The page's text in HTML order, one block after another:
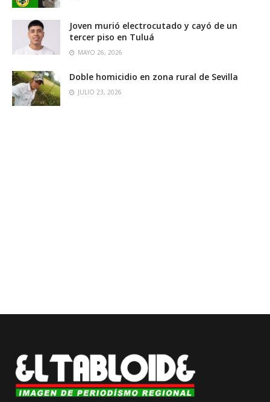
Joven murió electrocutado y cayó de un
tercer piso en Tuluá
MAYO 26, 2026
Doble homicidio en zona rural de Sevilla
JULIO 23, 2026